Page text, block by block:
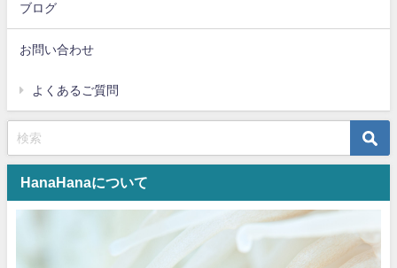
ブログ
お問い合わせ
よくあるご質問
HanaHanaについて